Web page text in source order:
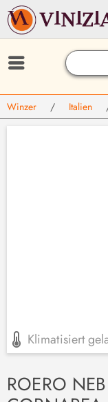
Winzer / Italien
Klimatisiert
ROERO